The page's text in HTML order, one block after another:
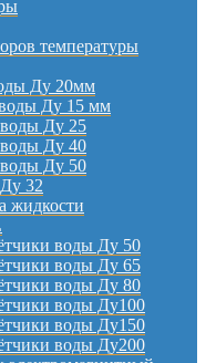
температуры
Ду 20мм
Ду 15 мм
Ду 25
Ду 40
Ду 50
32
жидкости
воды Ду 50
воды Ду 65
воды Ду 80
воды Ду100
воды Ду150
воды Ду200